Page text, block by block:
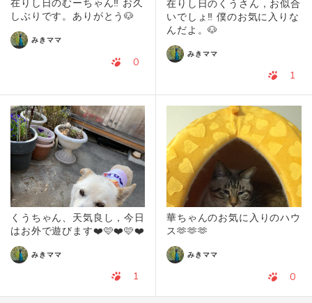
在りし日のむーちゃん‼️ お久
しぶりです。ありがとう🐶
みきママ
0
在りし日のくうさん，お似合
いでしょ‼️ 僕のお気に入りな
んだよ。🐶
みきママ
1
くうちゃん、天気良し，今日
はお外で遊びます❤️🩷❤️🩷❤️
みきママ
1
華ちゃんのお気に入りのハウ
ス🫶🫶🫶
みきママ
0